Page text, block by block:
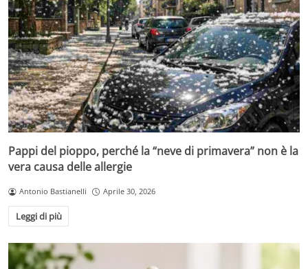
Pappi del pioppo, perché la “neve di primavera” non è la
vera causa delle allergie
Antonio Bastianelli Aprile 30, 2026
Leggi di più